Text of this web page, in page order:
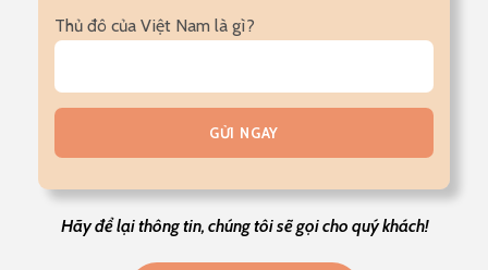
Thủ đô của Việt Nam là gì?
Hãy để lại thông tin, chúng tôi sẽ gọi cho quý khách!